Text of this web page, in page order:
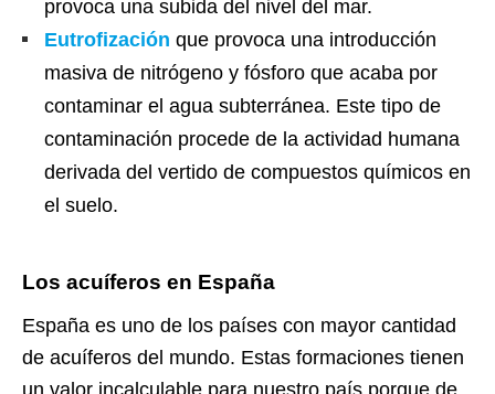
provoca una subida del nivel del mar.
Eutrofización que provoca una introducción
masiva de nitrógeno y fósforo que acaba por
contaminar el agua subterránea. Este tipo de
contaminación procede de la actividad humana
derivada del vertido de compuestos químicos en
el suelo.
Los acuíferos en España
España es uno de los países con mayor cantidad
de acuíferos del mundo. Estas formaciones tienen